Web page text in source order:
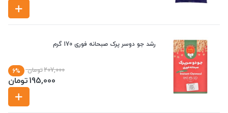
رشد جو دوسر پرک صبحانه فوری 170 گرم
207,000تومان 6%
195,000تومان